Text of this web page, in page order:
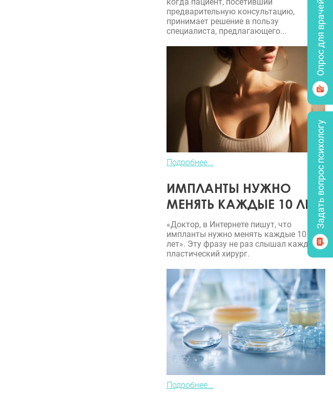
предварительную консультацию,
принимает решение в пользу
специалиста, предлагающего...
Подробнее...
ИМПЛАНТЫ НУЖНО
МЕНЯТЬ КАЖДЫЕ 10 ЛЕТ?
«Доктор, в Интернете пишут, что
импланты нужно менять каждые 10
лет». Эту фразу не раз слышал каждый
пластический хирург.
Подробнее...
Опрос для врачей
Задать вопрос психологу